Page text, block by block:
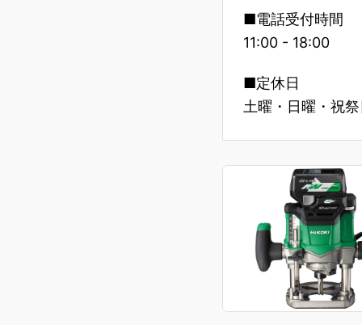
■電話受付時間
11:00 - 18:00
■定休日
土曜・日曜・祝